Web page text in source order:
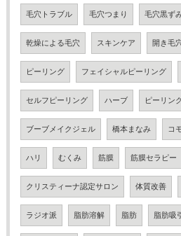
毛穴トラブル 毛穴つまり 毛穴黒ず
乾燥による毛穴 スキンケア 開き毛
ピーリング フェイシャルピーリング
セルフピーリング ハーブ ピーリン
ブーブメイクジェル 橋本まなみ コ
ハリ むくみ 筋膜 筋膜セラピー
クリスティーナ認定サロン 体質改善
ラジオ派 脂肪溶解 脂肪 脂肪吸引